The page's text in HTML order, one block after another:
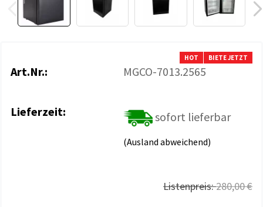
HOT BIETE JETZT
Art.Nr.: MGCO-7013.2565
Lieferzeit: sofort lieferbar
(Ausland abweichend)
Listenpreis:280,00 €